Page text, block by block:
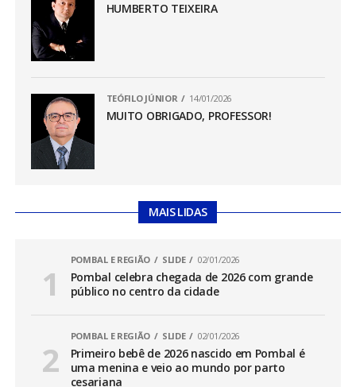
HUMBERTO TEIXEIRA
TEÓFILO JÚNIOR 14/01/2026
MUITO OBRIGADO, PROFESSOR!
MAIS LIDAS
POMBAL E REGIÃO SLIDE 02/01/2026
Pombal celebra chegada de 2026 com grande
público no centro da cidade
POMBAL E REGIÃO SLIDE 02/01/2026
Primeiro bebê de 2026 nascido em Pombal é
uma menina e veio ao mundo por parto
cesariana